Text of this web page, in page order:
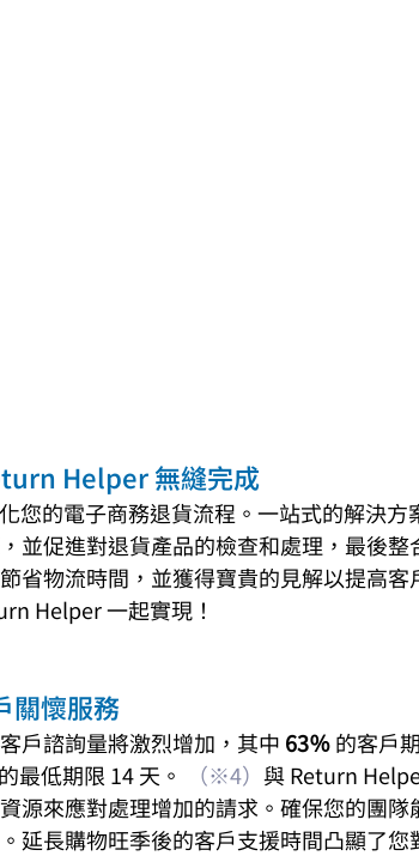
Helper 無縫完成
您的電子商務退貨流程。一站式的解決方
並促進對退貨產品的檢查和處理，最後整
省物流時間，並獲得寶貴的見解以提高客
Helper 一起實現！
關懷服務
戶諮詢量將激烈增加，其中 63％ 的客戶
最低期限 14 天。 （※4） 與 Return
源來應對處理增加的請求。確保您的團隊
延長購物旺季後的客戶支援時間凸顯了您